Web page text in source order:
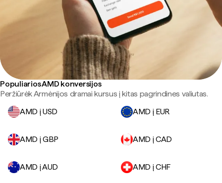
Populiarios AMD konversijos
Peržiūrėk Armėnijos dramai kursus į kitas pagrindines valiutas.
AMD į USD
AMD į EUR
AMD į GBP AMD į CAD
AMD į AUD AMD į CHF